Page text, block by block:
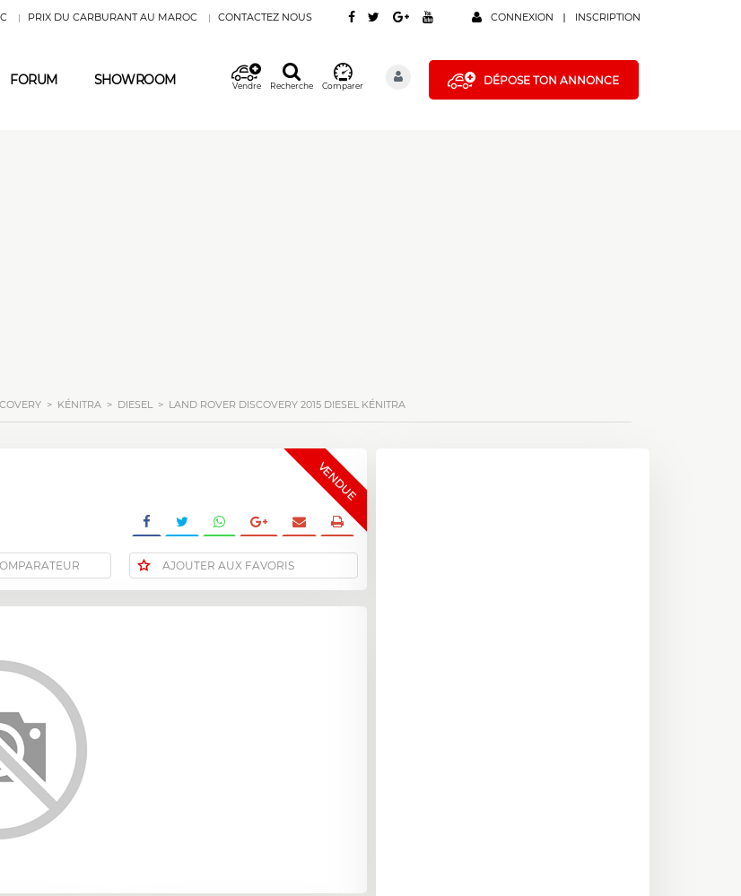
CONNEXION INSCRIPTION
PRIX DU CARBURANT AU MAROC CONTACTEZ NOUS
DÉPOSE TON ANNONCE
Comparer
Recherche
Vendre
FORUM SHOWROOM
> KÉNITRA > DIESEL > LAND ROVER DISCOVERY 2015 DIESEL KÉNITRA
VENDUE
AJOUTER AUX FAVORIS